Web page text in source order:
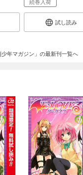
試し読み
少年マガジン」の最新刊一覧へ